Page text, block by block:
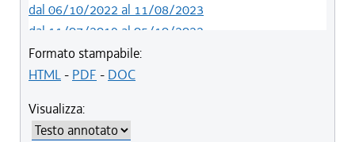
dal 06/10/2022 al 11/08/2023
dal 11/07/2019 al 05/10/2022
dal 01/05/2019 al 10/07/2019
dal 12/04/2018 al 30/04/2019
dal 01/01/2018 al 28/03/2018
dal 09/11/2017 al 31/12/2017
Formato stampabile:
HTML- PDF - DOC
Visualizza: